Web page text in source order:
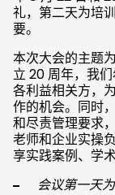
礼，第二天为培
要。
本次大会的主题为
立 20 周年，我
各利益相关方，
作的机会。同时
和尽责管理要求
老师和企业实操
享实践案例、学
会议第一天